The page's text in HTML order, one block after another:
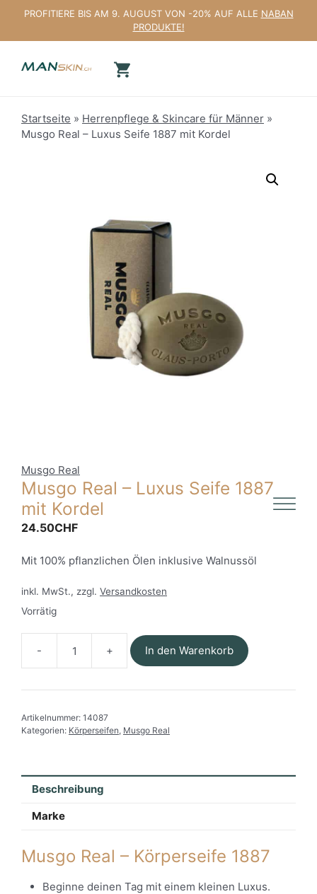
springen
PROFITIERE BIS AM 9. AUGUST VON -20% AUF ALLE NABAN
PRODUKTE!
Startseite » Herrenpflege & Skincare für Männer »
Musgo Real – Luxus Seife 1887 mit Kordel
Musgo Real
Musgo Real – Luxus Seife 1887
mit Kordel
24.50CHF
Mit 100% pflanzlichen Ölen inklusive Walnussöl
inkl. MwSt., zzgl. Versandkosten
Vorrätig
Musgo
Real
-
1887
In den Warenkorb
Artikelnummer: 14087
Kategorien: Körperseifen, Musgo Real
Beschreibung
Marke
Musgo Real – Körperseife 1887
Beginne deinen Tag mit einem kleinen Luxus.